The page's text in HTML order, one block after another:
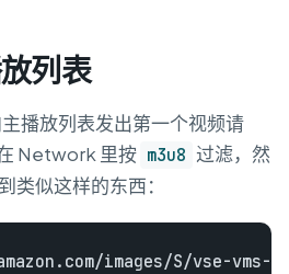
列表
播放列表发出第一个视频请
Network 里按 m3u8 过滤，然
似这样的东西：
images/S/vse-